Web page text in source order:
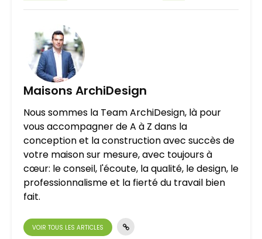
Maisons ArchiDesign
Nous sommes la Team ArchiDesign, là pour
vous accompagner de A à Z dans la
conception et la construction avec succès de
votre maison sur mesure, avec toujours à
cœur: le conseil, l'écoute, la qualité, le design, le
professionnalisme et la fierté du travail bien
fait.
VOIR TOUS LES ARTICLES